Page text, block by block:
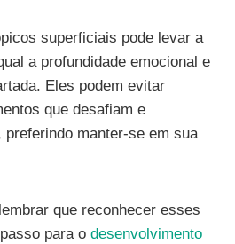
superficiais pode levar a
a profundidade emocional e
Eles podem evitar
que desafiam e
manter-se em sua
que reconhecer esses
para o desenvolvimento